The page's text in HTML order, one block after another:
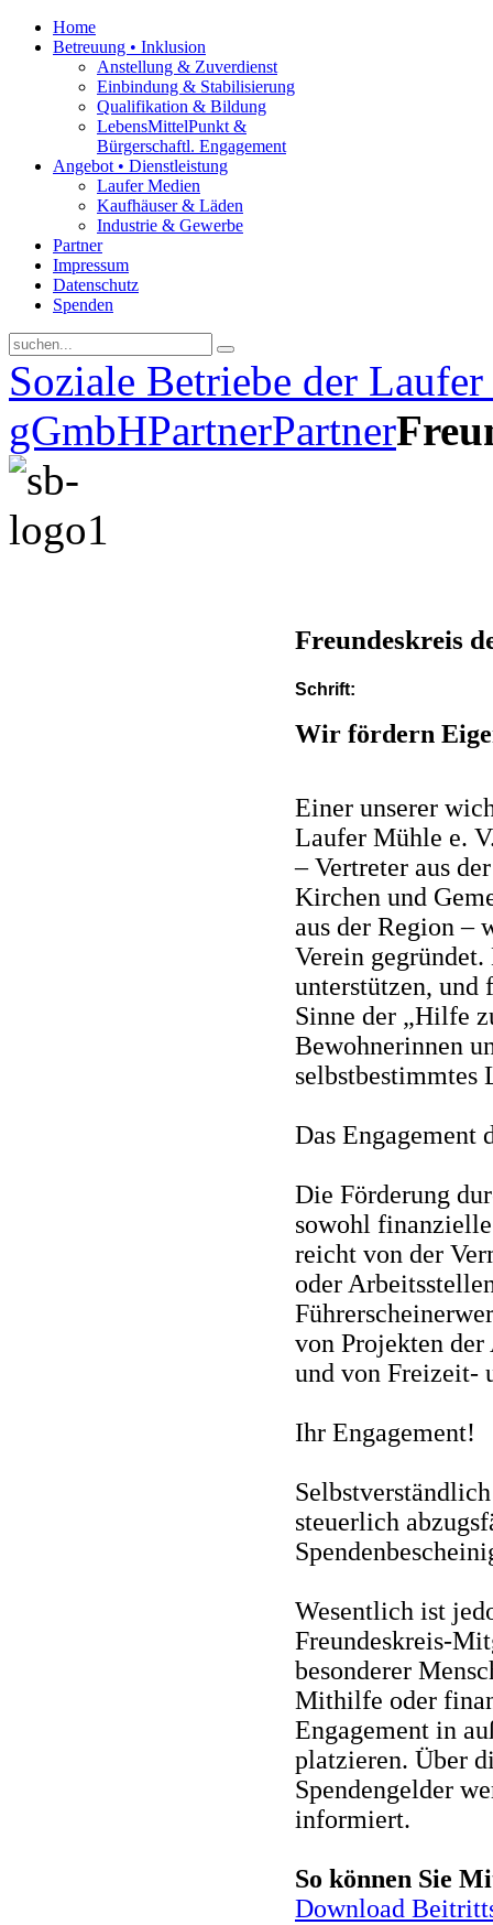
Home
Betreuung • Inklusion
Anstellung & Zuverdienst
Einbindung & Stabilisierung
Qualifikation & Bildung
LebensMittelPunkt &
Bürgerschaftl. Engagement
Angebot • Dienstleistung
Laufer Medien
Kaufhäuser & Läden
Industrie & Gewerbe
Partner
Impressum
Datenschutz
Spenden
Soziale Betriebe der
gGmbHPartnerPartner
Freundeskreis
Schrift:
Wir fördern
Einer unserer
Laufer Mühle e.
– Vertreter aus
Kirchen und
aus der Region –
Verein
unterstützen,
Sinne der „Hilfe
Bewohnerinnen
selbstbestimmtes
Das Engagement
Die Förderung
sowohl
reicht von der
oder
von Projekten
und von Freizeit-
Ihr Engagement!
steuerlich
Wesentlich ist
Freundeskreis-
besonderer
Mithilfe oder
Engagement in
platzieren. Über
Spendengelder
informiert.
So können Sie
Download